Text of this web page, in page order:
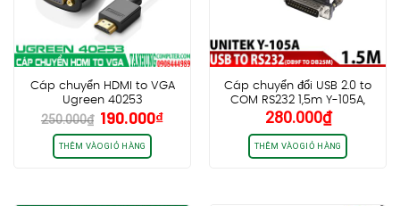
Cáp chuyển HDMI to VGA
Ugreen 40253
250.000₫ Giá
gốc
là:
250.000₫.
190.000₫Giá
THÊM VÀO GIỎ HÀNG
Cáp chuyển đổi USB 2.0 to
COM RS232 1,5m Y-105A,
kèm đầu chuyển DB9F sang
280.000₫
THÊM VÀO GIỎ HÀNG